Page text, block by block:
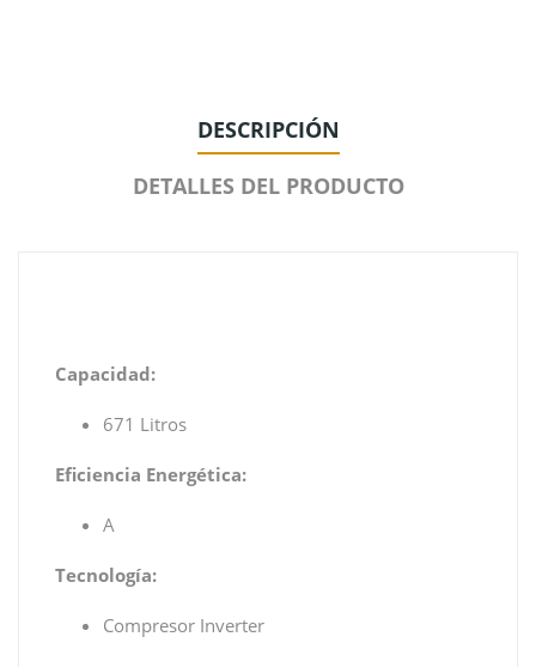
DESCRIPCIÓN
DETALLES DEL PRODUCTO
Capacidad:
671 Litros
Eficiencia Energética:
A
Tecnología:
Compresor Inverter